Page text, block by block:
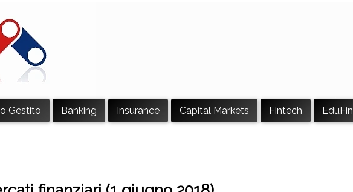
Gestito Banking Insurance Capital Markets Fintech EduFin